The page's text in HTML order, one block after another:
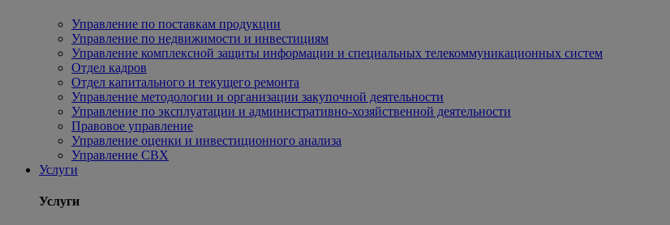
Управление по поставкам продукции
Управление по недвижимости и инвестициям
Управление комплексной защиты информации и специальных телекоммуникационных систем
Отдел кадров
Отдел капитального и текущего ремонта
Управление методологии и организации закупочной деятельности
Управление по эксплуатации и административно-хозяйственной деятельности
Правовое управление
Управление оценки и инвестиционного анализа
Управление СВХ
Услуги
Услуги